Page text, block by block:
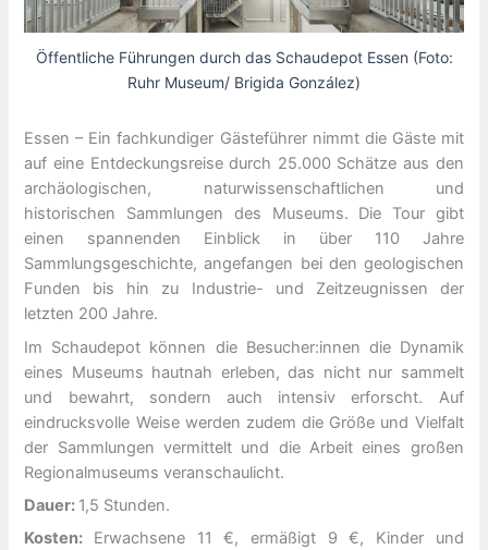
Öffentliche Führungen durch das Schaudepot Essen (Foto:
Ruhr Museum/ Brigida González)
Essen – Ein fachkundiger Gästeführer nimmt die Gäste mit
auf eine Entdeckungsreise durch 25.000 Schätze aus den
archäologischen, naturwissenschaftlichen und
historischen Sammlungen des Museums. Die Tour gibt
einen spannenden Einblick in über 110 Jahre
Sammlungsgeschichte, angefangen bei den geologischen
Funden bis hin zu Industrie- und Zeitzeugnissen der
letzten 200 Jahre.
Im Schaudepot können die Besucher:innen die Dynamik
eines Museums hautnah erleben, das nicht nur sammelt
und bewahrt, sondern auch intensiv erforscht. Auf
eindrucksvolle Weise werden zudem die Größe und Vielfalt
der Sammlungen vermittelt und die Arbeit eines großen
Regionalmuseums veranschaulicht.
Dauer: 1,5 Stunden.
Kosten: Erwachsene 11 €, ermäßigt 9 €, Kinder und